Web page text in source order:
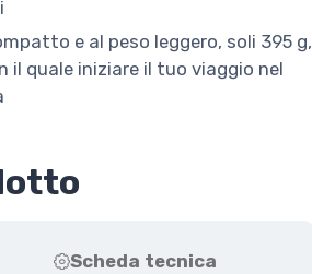
e al peso leggero, soli 395 g,
il quale iniziare il tuo viaggio nel
Scheda tecnica